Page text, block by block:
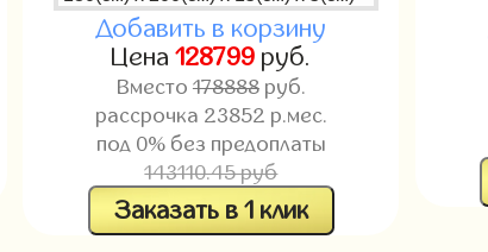
Добавить в корзину
Цена128799 руб.
Вместо 178888руб.
рассрочка 23852 р.мес.
под 0% без предоплаты
143110.45 руб
Заказать в 1 клик